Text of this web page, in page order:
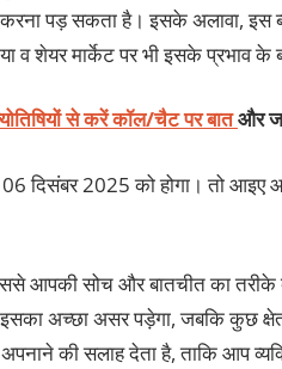
करना पड़ सकता है। इसके अलावा, इस
व शेयर मार्केट पर भी इसके प्रभाव के
से करें कॉल/चैट पर बातऔर
06 दिसंबर 2025 को होगा। तो
आपकी सोच और बातचीत का
अच्छा असर पड़ेगा, जबकि कुछ
की सलाह देता है, ताकि आप